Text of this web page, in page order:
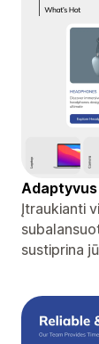
Įtraukianti
sustiprina